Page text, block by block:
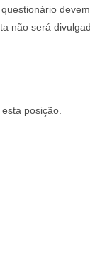
não será
posição.